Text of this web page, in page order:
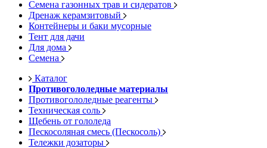
Семена газонных трав и сидератов
Дренаж керамзитовый
Контейнеры и баки мусорные
Тент для дачи
Для дома
Семена
Каталог
Противогололедные материалы
Противогололедные реагенты
Техническая соль
Щебень от гололеда
Пескосоляная смесь (Пескосоль)
Тележки дозаторы